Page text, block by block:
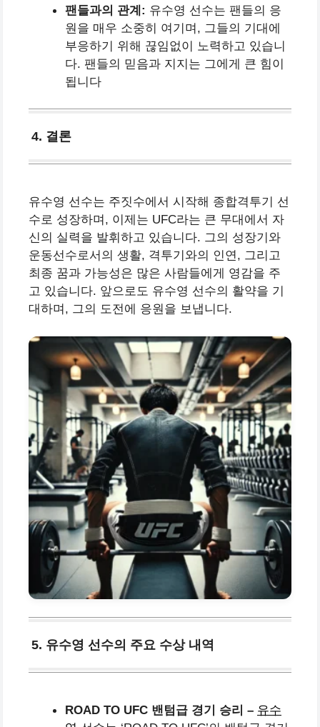
팬들과의 관계: 유수영 선수는 팬들의 응
원을 매우 소중히 여기며, 그들의 기대에
부응하기 위해 끊임없이 노력하고 있습니
다. 팬들의 믿음과 지지는 그에게 큰 힘이
됩니다​
4. 결론
유수영 선수는 주짓수에서 시작해 종합격투기 선
수로 성장하며, 이제는 UFC라는 큰 무대에서 자
신의 실력을 발휘하고 있습니다. 그의 성장기와
운동선수로서의 생활, 격투기와의 인연, 그리고
최종 꿈과 가능성은 많은 사람들에게 영감을 주
고 있습니다. 앞으로도 유수영 선수의 활약을 기
대하며, 그의 도전에 응원을 보냅니다.
5. 유수영 선수의 주요 수상 내역
ROAD TO UFC 밴텀급 경기 승리 – 유수